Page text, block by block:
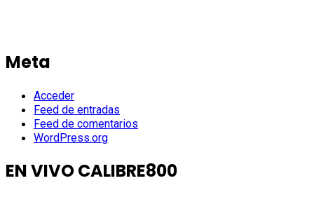
Meta
Acceder
Feed de entradas
Feed de comentarios
WordPress.org
EN VIVO CALIBRE800